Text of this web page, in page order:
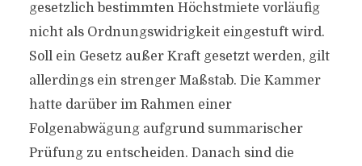
gesetzlich bestimmten Höchstmiete vorläufig
nicht als Ordnungswidrigkeit eingestuft wird.
Soll ein Gesetz außer Kraft gesetzt werden, gilt
allerdings ein strenger Maßstab. Die Kammer
hatte darüber im Rahmen einer
Folgenabwägung aufgrund summarischer
Prüfung zu entscheiden. Danach sind die